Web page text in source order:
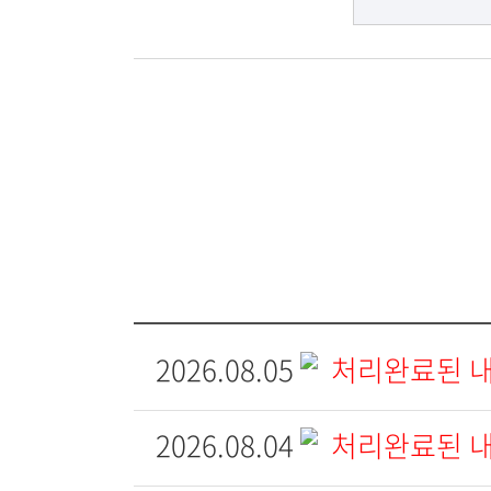
2026.08.05 처리완료된
2026.08.04 처리완료된